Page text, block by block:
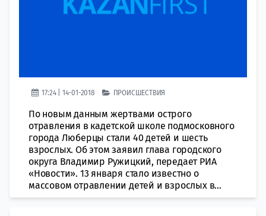
17:24 | 14-01-2018 ПРОИСШЕСТВИЯ
По новым данным жертвами острого
отравления в кадетской школе подмосковного
города Люберцы стали 40 детей и шесть
взрослых. Об этом заявил глава городского
округа Владимир Ружицкий, передает РИА
«Новости». 13 января стало известно о
массовом отравлении детей и взрослых в...